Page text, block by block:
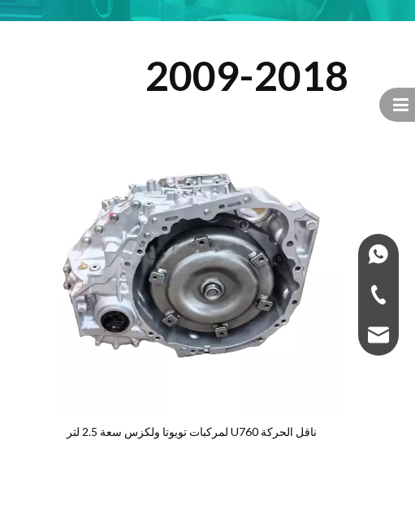
2009-2018
ناقل الحركة U760 لمركبات تويوتا ولكزس سعة 2.5 لتر
+966575435555
+966-575435555